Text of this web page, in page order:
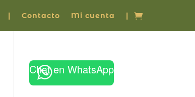
| Contacto Mi cuenta |
Chat en WhatsApp